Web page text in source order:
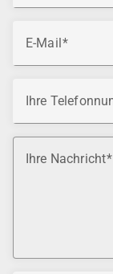
E-Mail
Ihre
Ihre Nachricht